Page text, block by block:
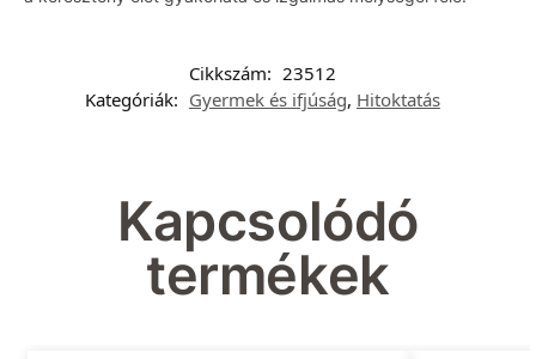
Cikkszám: 23512
Kategóriák: Gyermek és ifjúság, Hitoktatás
Kapcsolódó
termékek